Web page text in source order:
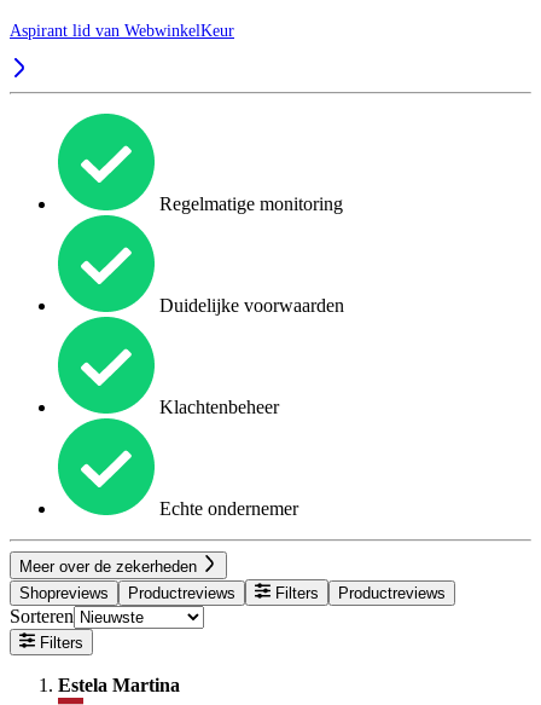
Aspirant lid van WebwinkelKeur
Regelmatige monitoring
Duidelijke voorwaarden
Klachtenbeheer
Echte ondernemer
Meer over de zekerheden
Shopreviews
Productreviews Filters Productreviews
Sorteren
Filters
Estela Martina